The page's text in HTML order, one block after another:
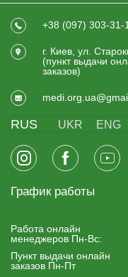
+38 (097) 303-31-
г. Киев, ул.
(пункт выдачи
заказов)
RUS UKR ENG
График работы
Работа онлайн
менеджеров Пн-Вс:
Пункт выдачи онлайн
заказов Пн-Пт